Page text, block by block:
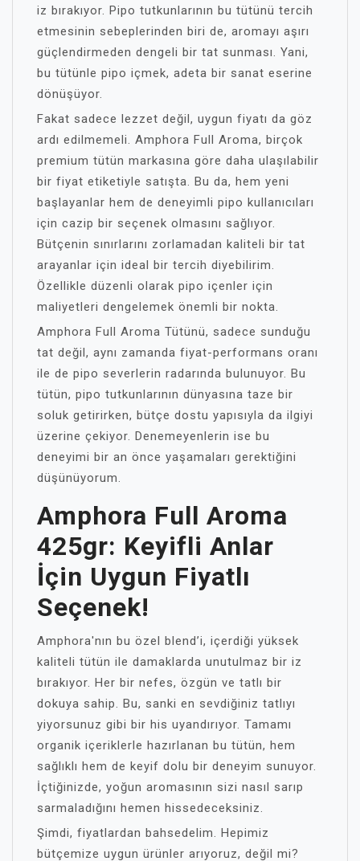
iz bırakıyor. Pipo tutkunlarının bu tütünü tercih
etmesinin sebeplerinden biri de, aromayı aşırı
güçlendirmeden dengeli bir tat sunması. Yani,
bu tütünle pipo içmek, adeta bir sanat eserine
dönüşüyor.
Fakat sadece lezzet değil, uygun fiyatı da göz
ardı edilmemeli. Amphora Full Aroma, birçok
premium tütün markasına göre daha ulaşılabilir
bir fiyat etiketiyle satışta. Bu da, hem yeni
başlayanlar hem de deneyimli pipo kullanıcıları
için cazip bir seçenek olmasını sağlıyor.
Bütçenin sınırlarını zorlamadan kaliteli bir tat
arayanlar için ideal bir tercih diyebilirim.
Özellikle düzenli olarak pipo içenler için
maliyetleri dengelemek önemli bir nokta.
Amphora Full Aroma Tütünü, sadece sunduğu
tat değil, aynı zamanda fiyat-performans oranı
ile de pipo severlerin radarında bulunuyor. Bu
tütün, pipo tutkunlarının dünyasına taze bir
soluk getirirken, bütçe dostu yapısıyla da ilgiyi
üzerine çekiyor. Denemeyenlerin ise bu
deneyimi bir an önce yaşamaları gerektiğini
düşünüyorum.
Amphora Full Aroma
425gr: Keyifli Anlar
İçin Uygun Fiyatlı
Seçenek!
Amphora'nın bu özel blend’i, içerdiği yüksek
kaliteli tütün ile damaklarda unutulmaz bir iz
bırakıyor. Her bir nefes, özgün ve tatlı bir
dokuya sahip. Bu, sanki en sevdiğiniz tatlıyı
yiyorsunuz gibi bir his uyandırıyor. Tamamı
organik içeriklerle hazırlanan bu tütün, hem
sağlıklı hem de keyif dolu bir deneyim sunuyor.
İçtiğinizde, yoğun aromasının sizi nasıl sarıp
sarmaladığını hemen hissedeceksiniz.
Şimdi, fiyatlardan bahsedelim. Hepimiz
bütçemize uygun ürünler arıyoruz, değil mi?